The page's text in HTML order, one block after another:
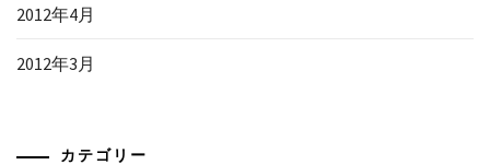
2012年4月
2012年3月
カテゴリー